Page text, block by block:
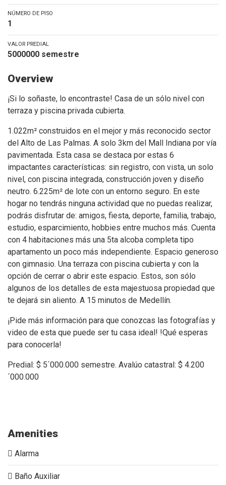
NÚMERO DE PISO
1
VALOR PREDIAL
5000000 semestre
Overview
¡Si lo soñaste, lo encontraste! Casa de un sólo nivel con
terraza y piscina privada cubierta.
1.022m² construidos en el mejor y más reconocido sector
del Alto de Las Palmas. A solo 3km del Mall Indiana por vía
pavimentada. Esta casa se destaca por estas 6
impactantes características: sin registro, con vista, un solo
nivel, con piscina integrada, construcción joven y diseño
neutro. 6.225m² de lote con un entorno seguro. En este
hogar no tendrás ninguna actividad que no puedas realizar,
podrás disfrutar de: amigos, fiesta, deporte, familia, trabajo,
estudio, esparcimiento, hobbies entre muchos más. Cuenta
con 4 habitaciones más una 5ta alcoba completa tipo
apartamento un poco más independiente. Espacio generoso
con gimnasio. Una terraza con piscina cubierta y con la
opción de cerrar o abrir este espacio. Estos, son sólo
algunos de los detalles de esta majestuosa propiedad que
te dejará sin aliento. A 15 minutos de Medellín.
¡Pide más información para que conozcas las fotografías y
video de esta que puede ser tu casa ideal! !Qué esperas
para conocerla!
Predial: $ 5´000.000 semestre. Avalúo catastral: $ 4.200
´000.000
Amenities
Alarma
Baño Auxiliar